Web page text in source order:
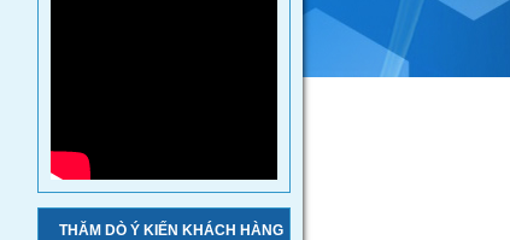
THĂM DÒ Ý KIẾN KHÁCH HÀNG